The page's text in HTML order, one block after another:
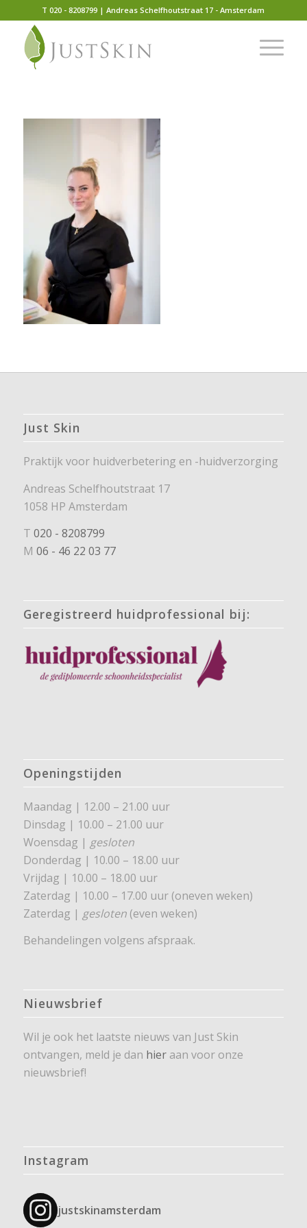
T 020 - 8208799 | Andreas Schelfhoutstraat 17 - Amsterdam
Just Skin
Praktijk voor huidverbetering en -huidverzorging
Andreas Schelfhoutstraat 17
1058 HP Amsterdam
T 020 - 8208799
M 06 - 46 22 03 77
Geregistreerd huidprofessional bij:
Openingstijden
Maandag | 12.00 – 21.00 uur
Dinsdag | 10.00 – 21.00 uur
Woensdag | gesloten
Donderdag | 10.00 – 18.00 uur
Vrijdag | 10.00 – 18.00 uur
Zaterdag | 10.00 – 17.00 uur (oneven weken)
Zaterdag | gesloten(even weken)
Behandelingen volgens afspraak.
Nieuwsbrief
Wil je ook het laatste nieuws van Just Skin
ontvangen, meld je dan hieraan voor onze
nieuwsbrief!
Instagram
justskinamsterdam